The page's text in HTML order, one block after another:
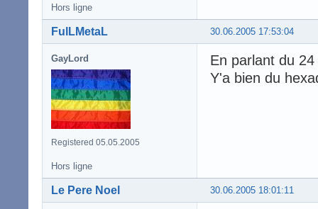
Hors ligne
30.06.2005 17:53:04
FulLMetaL
GayLord
Registered 05.05.2005
En parlant du
Y'a bien du
Hors ligne
30.06.2005 18:01:11
Le Pere Noel